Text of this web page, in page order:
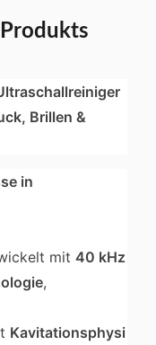
Brillen &
in
mit 40 kHz
,
Kavitationsphysi